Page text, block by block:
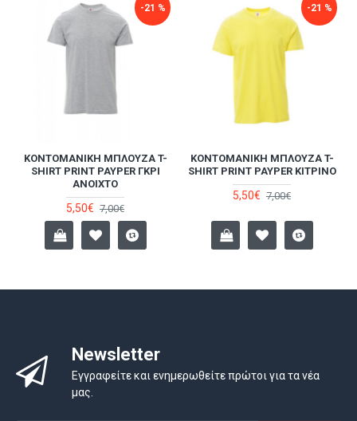
-21 %
ΚΟΝΤΟΜΆΝΙΚΗ ΜΠΛΟΎΖΑ T-
SHIRT PRINT PAYPER ΓΚΡΙ
ΑΝΟΙΧΤΌ
5,50€ 7,00€
-21 %
ΚΟΝΤΟΜΆΝΙΚΗ ΜΠΛΟΎΖΑ T-
SHIRT PRINT PAYPER ΚΊΤΡΙΝΟ
5,50€ 7,00€
Newsletter
Εγγραφείτε και ενημερωθείτε πρώτοι για τα νέα
μας.